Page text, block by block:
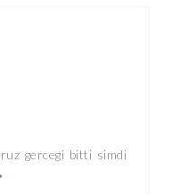
gercegi bitti simdi